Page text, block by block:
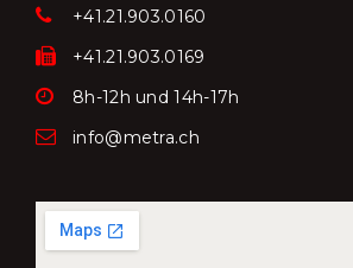
+41.21.903.0160
+41.21.903.0169
8h-12h und 14h-17h
info@metra.ch